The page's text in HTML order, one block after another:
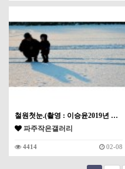
철원첫눈.(촬영 : 이승윤2019년 …
파주작은갤러리
4414 02-08